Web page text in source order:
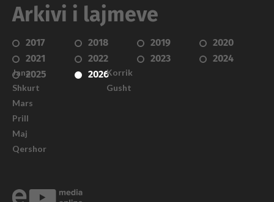
Arkivi i lajmeve
2017 2018 2019
2020
2021
2022 2023
2024
2025
2026
Janar
Shkurt
Mars
Prill
Maj
Qershor
Korrik
Gusht